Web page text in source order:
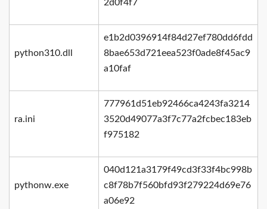
2d0f4f7
python310.dll
e1b2d0396914f84d27ef780dd6fdd
8bae653d721eea523f0ade8f45ac9
a10faf
ra.ini
777961d51eb92466ca4243fa3214
3520d49077a3f7c77a2fcbec183eb
f975182
pythonw.exe
040d121a3179f49cd3f33f4bc998b
c8f78b7f560bfd93f279224d69e76
a06e92